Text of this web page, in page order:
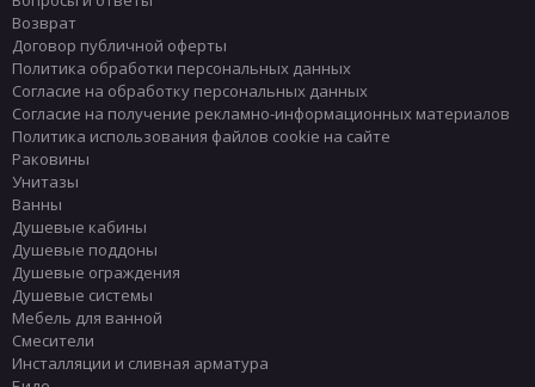
Возврат
Договор публичной оферты
Политика обработки персональных данных
Согласие на обработку персональных данных
Согласие на получение рекламно-информационных материалов
Политика использования файлов cookie на сайте
Раковины
Унитазы
Ванны
Душевые кабины
Душевые поддоны
Душевые ограждения
Душевые системы
Мебель для ванной
Смесители
Инсталляции и сливная арматура